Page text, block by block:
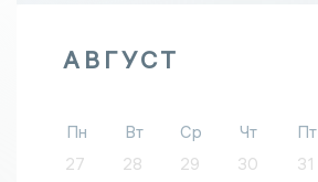
АВГУСТ
Пн Вт Ср Чт Пт
27
28 29 30 31